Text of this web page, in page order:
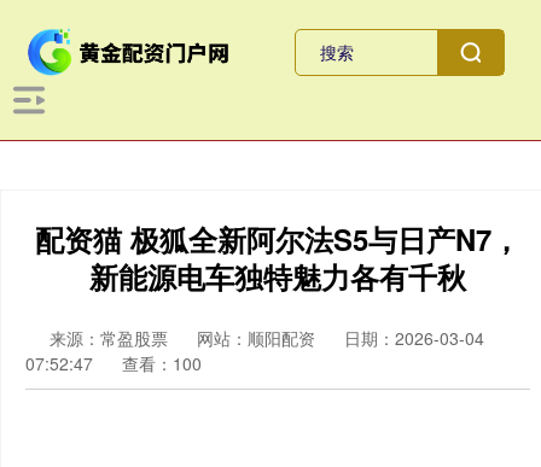
配资猫 极狐全新阿尔法S5与日产N7，
新能源电车独特魅力各有千秋
来源：常盈股票 网站：顺阳配资
日期：2026-03-04
07:52:47
查看：100